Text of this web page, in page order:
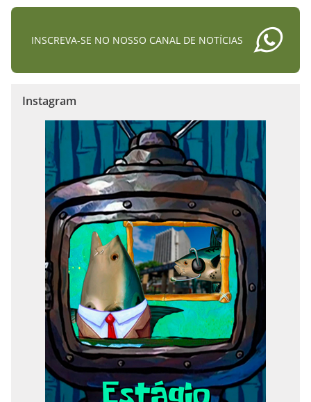
INSCREVA-SE NO NOSSO CANAL DE NOTÍCIAS
Instagram